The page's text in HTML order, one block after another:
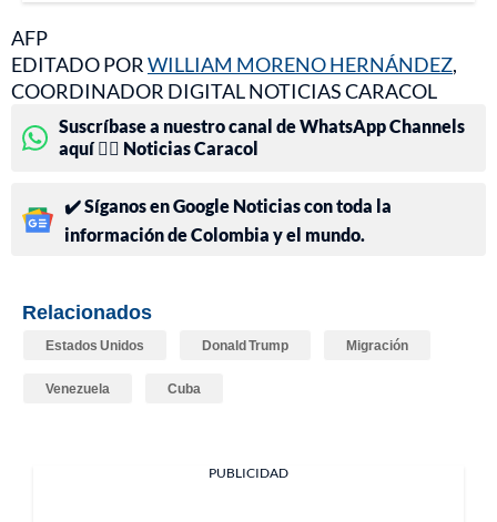
AFP
EDITADO PORWILLIAM MORENO HERNÁNDEZ,
COORDINADOR DIGITAL NOTICIAS CARACOL
Suscríbase a nuestro canal de WhatsApp Channels
aquí 👉🏻 Noticias Caracol
✔️ Síganos en Google Noticias con toda la
información de Colombia y el mundo.
Relacionados
Estados Unidos Donald Trump Migración
Venezuela Cuba
PUBLICIDAD